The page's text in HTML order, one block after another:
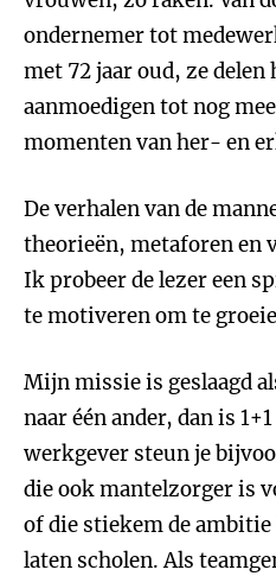
ondernemer tot
met 72 jaar oud, ze delen
aanmoedigen tot nog
momenten van her- en
De verhalen van de
theorieën, metaforen en
Ik probeer de lezer een
te motiveren om te
Mijn missie is geslaagd
naar één ander, dan is
werkgever steun je
die ook mantelzorger is
of die stiekem de
laten scholen. Als